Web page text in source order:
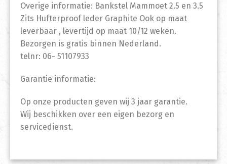
Overige informatie: Bankstel Mammoet 2.5 en 3.5
Zits Hufterproof leder Graphite Ook op maat
leverbaar , levertijd op maat 10/12 weken.
Bezorgen is gratis binnen Nederland.
telnr: 06- 51107933
Garantie informatie:
Op onze producten geven wij 3 jaar garantie.
Wij beschikken over een eigen bezorg en
servicedienst.